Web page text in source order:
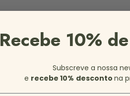
Recebe 10%
Subscreve a nossa
e recebe 10% desconto na